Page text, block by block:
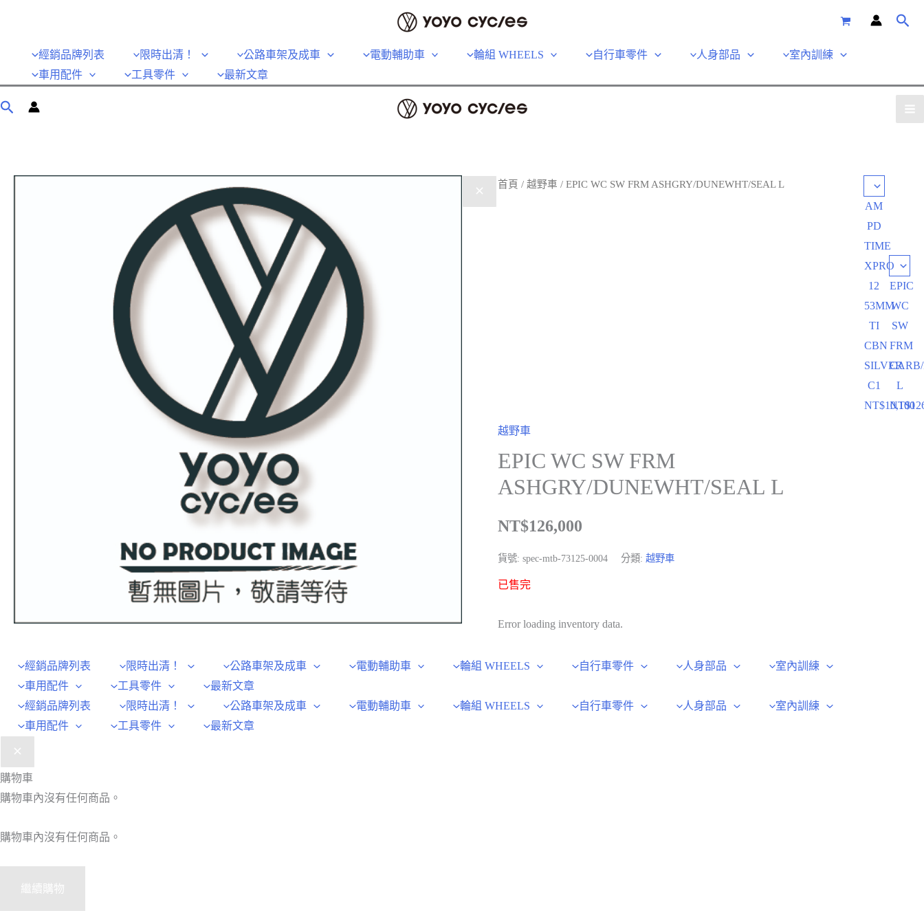
經銷品牌列表 限時出清！ 公路車架及成車 電動輔助車 輪組 WHEELS 自行車零件 人身部品
室內訓練
車用配件
工具零件 最新文章
AM
PD
TIME
XPRO
12
53MM
TI
CBN
SILVER
C1
NT$10,100
EPIC
WC
SW
FRM
L
NT$
首頁 /越野車 / EPIC WC SW FRM ASHGRY/DUNEWHT/SEAL L
越野車
EPIC WC SW FRM
ASHGRY/DUNEWHT/SEAL L
NT$126,000
貨號:spec-mtb-73125-0004 分類:越野車
已售完
Error loading inventory data.
經銷品牌列表 限時出清！ 公路車架及成車 電動輔助車 輪組 WHEELS 自行車零件 人身部品
室內訓練
車用配件
工具零件
最新文章
經銷品牌列表
限時出清！ 公路車架及成車 電動輔助車 輪組 WHEELS 自行車零件 人身部品
室內訓練
車用配件
工具零件 最新文章
購物車
購物車內沒有任何商品。
購物車內沒有任何商品。
繼續購物